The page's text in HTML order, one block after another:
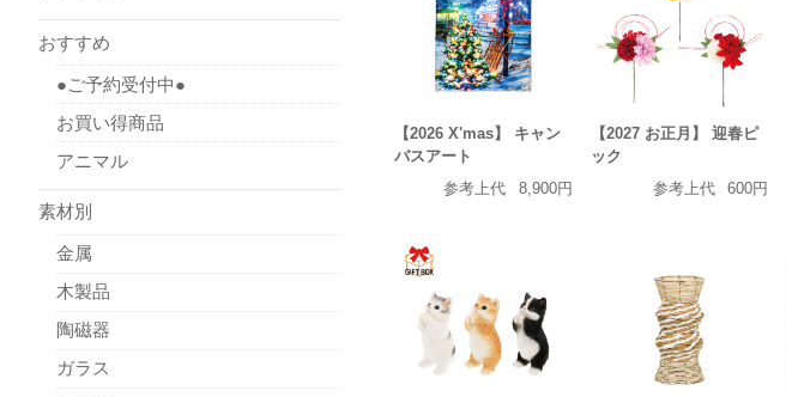
【2026 X'mas】 キャン
バスアート
参考上代
8,900円
【2027 お正月】 迎春ピ
ック
参考上代
600円
おすすめ
●ご予約受付中●
お買い得商品
アニマル
素材別
金属
木製品
陶磁器
ガラス